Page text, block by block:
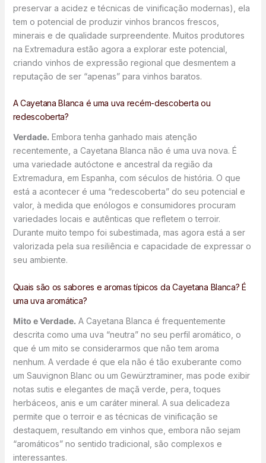
preservar a acidez e técnicas de vinificação modernas), ela
tem o potencial de produzir vinhos brancos frescos,
minerais e de qualidade surpreendente. Muitos produtores
na Extremadura estão agora a explorar este potencial,
criando vinhos de expressão regional que desmentem a
reputação de ser “apenas” para vinhos baratos.
A Cayetana Blanca é uma uva recém-descoberta ou
redescoberta?
Verdade. Embora tenha ganhado mais atenção
recentemente, a Cayetana Blanca não é uma uva nova. É
uma variedade autóctone e ancestral da região da
Extremadura, em Espanha, com séculos de história. O que
está a acontecer é uma “redescoberta” do seu potencial e
valor, à medida que enólogos e consumidores procuram
variedades locais e autênticas que refletem o terroir.
Durante muito tempo foi subestimada, mas agora está a ser
valorizada pela sua resiliência e capacidade de expressar o
seu ambiente.
Quais são os sabores e aromas típicos da Cayetana Blanca? É
uma uva aromática?
Mito e Verdade. A Cayetana Blanca é frequentemente
descrita como uma uva “neutra” no seu perfil aromático, o
que é um mito se considerarmos que não tem aroma
nenhum. A verdade é que ela não é tão exuberante como
um Sauvignon Blanc ou um Gewürztraminer, mas pode exibir
notas sutis e elegantes de maçã verde, pera, toques
herbáceos, anis e um caráter mineral. A sua delicadeza
permite que o terroir e as técnicas de vinificação se
destaquem, resultando em vinhos que, embora não sejam
“aromáticos” no sentido tradicional, são complexos e
interessantes.